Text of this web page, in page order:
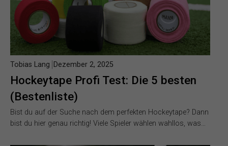
Hockeytape Profi Test: Die 5 besten
(Bestenliste)
Tobias Lang Dezember 2, 2025
Bist du auf der Suche nach dem perfekten Hockeytape? Dann
bist du hier genau richtig! Viele Spieler wählen wahllos, was…